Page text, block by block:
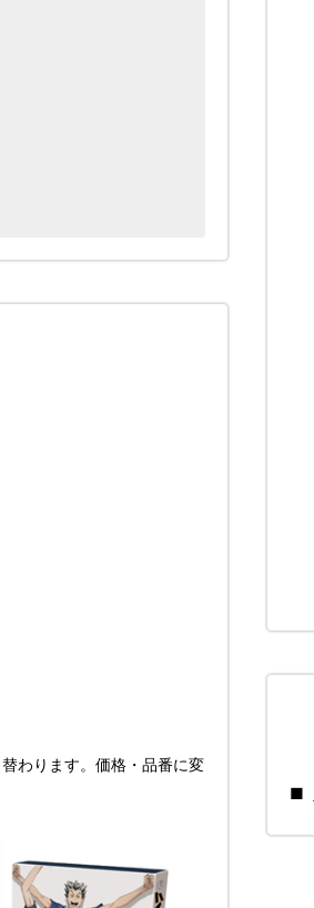
わります。価格・品番に変